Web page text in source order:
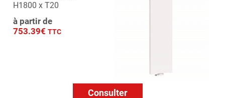
H1800 x T20
à partir de
753.39€ TTC
Consulter